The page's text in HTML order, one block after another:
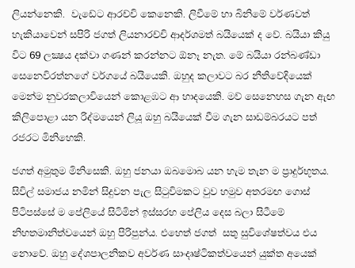
ලියන්නෙකි. වැඩේට ආරච්චි කෙනෙකි. ලිවීමේ හා බිනිමේ වර්ණවත්
හැකියාවෙන් සපිරි ජගත් ලියනාරච්චි ආදර්ශමත් බයියෙක් ද වේ. බයියා කියු
විට 69 ලක්‍ෂය දක්වා ගණන් කරන්නට ඕනෑ නැත. මේ බයියා රන්බණ්ඩා
සෙනෙවිරත්නගේ වර්ගයේ බයියෙකි. ඔහුද කලාවට බර නීතිවේදියෙක්
මෙන්ම නුවරකලාවියෙන් කොළඹට ආ හාදයෙකි. මව් සෙනෙහස ගැන ඇඟ
කිලිපොළා යන රිද්මයෙන් ලියූ ඔහු බයියෙක් වීම ගැන සාඩම්බරයට පත්
රජරට මිනිහෙකි.
ජගත් අමුතුම මිනිසෙකි. ඔහු ජනයා ඔබමොබ යන හැම තැන ම ප්‍රාදුර්භූතය.
සිවිල් සමාජය නමින් සිදුවන පැල සිටුවිමකට වුව හමුව අතරමඟ ගොස්
පිටිපස්සේ ම පේලියේ සිටිමින් ඉස්සරහ පේලිය දෙස බලා සිටීමේ
නිහතමානිත්වයෙන් ඔහු පිරිපුන්ය. එහෙත් ජගත් සතු සුවිශේෂත්වය එය
නොවේ. ඔහු දේශපාලනිකව අවර්ණ සාංදෘෂ්ටිකත්වයෙන් යුක්ත අයෙක්